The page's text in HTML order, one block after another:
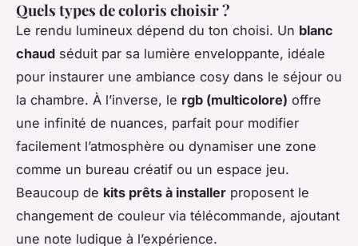
Quels types de coloris choisir ?
Le rendu lumineux dépend du ton choisi. Un blanc
chaud séduit par sa lumière enveloppante, idéale
pour instaurer une ambiance cosy dans le séjour ou
la chambre. À l’inverse, le rgb (multicolore) offre
une infinité de nuances, parfait pour modifier
facilement l’atmosphère ou dynamiser une zone
comme un bureau créatif ou un espace jeu.
Beaucoup de kits prêts à installer proposent le
changement de couleur via télécommande, ajoutant
une note ludique à l’expérience.